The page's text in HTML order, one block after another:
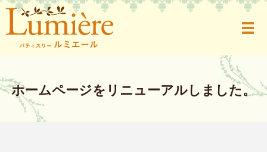
メ
ホームページをリニューアルしました。